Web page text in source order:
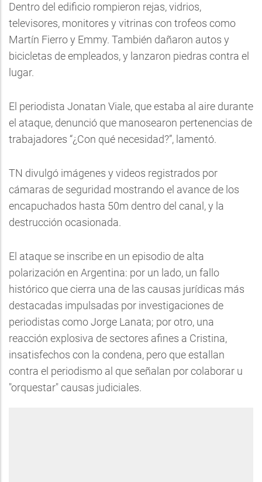
Dentro del edificio rompieron rejas, vidrios,
televisores, monitores y vitrinas con trofeos como
Martín Fierro y Emmy. También dañaron autos y
bicicletas de empleados, y lanzaron piedras contra el
lugar.
El periodista Jonatan Viale, que estaba al aire durante
el ataque, denunció que manosearon pertenencias de
trabajadores “¿Con qué necesidad?”, lamentó.
TN divulgó imágenes y videos registrados por
cámaras de seguridad mostrando el avance de los
encapuchados hasta 50m dentro del canal, y la
destrucción ocasionada.
El ataque se inscribe en un episodio de alta
polarización en Argentina: por un lado, un fallo
histórico que cierra una de las causas jurídicas más
destacadas impulsadas por investigaciones de
periodistas como Jorge Lanata; por otro, una
reacción explosiva de sectores afines a Cristina,
insatisfechos con la condena, pero que estallan
contra el periodismo al que señalan por colaborar u
"orquestar" causas judiciales.